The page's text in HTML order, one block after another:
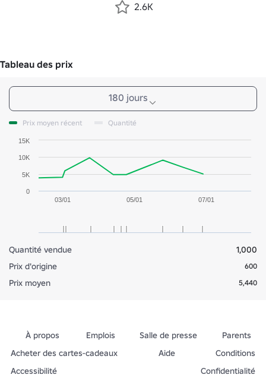
2.6K
Tableau des prix
180 jours
Prix moyen récent Quantité
03/01 05/01 07/01
0
5K
10K
15K
Quantité vendue
1,000
Prix d'origine
600
Prix moyen 5,440
À propos Emplois Salle de presse
Parents
Acheter des cartes-cadeaux
Aide
Conditions
Accessibilité
Confidentialité